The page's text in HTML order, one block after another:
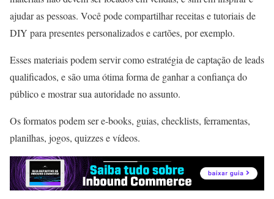
ajudar as pessoas. Você pode compartilhar receitas e tutoriais de
DIY para presentes personalizados e cartões, por exemplo.
Esses materiais podem servir como estratégia de captação de leads
qualificados, e são uma ótima forma de ganhar a confiança do
público e mostrar sua autoridade no assunto.
Os formatos podem ser e-books, guias, checklists, ferramentas,
planilhas, jogos, quizzes e vídeos.